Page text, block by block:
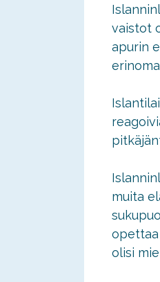
vaistot
apurin
muita
opettaa
olisi